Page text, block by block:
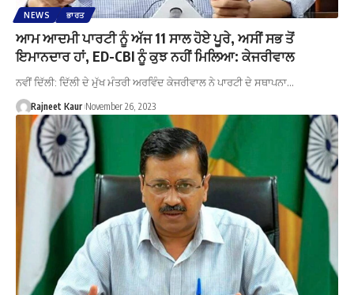
NEWS ਭਾਰਤ
ਆਮ ਆਦਮੀ ਪਾਰਟੀ ਨੂੰ ਅੱਜ 11 ਸਾਲ ਹੋਏ ਪੂਰੇ, ਅਸੀਂ ਸਭ ਤੋਂ
ਇਮਾਨਦਾਰ ਹਾਂ, ED-CBI ਨੂੰ ਕੁਝ ਨਹੀਂ ਮਿਲਿਆ: ਕੇਜਰੀਵਾਲ
ਨਵੀਂ ਦਿੱਲੀ: ਦਿੱਲੀ ਦੇ ਮੁੱਖ ਮੰਤਰੀ ਅਰਵਿੰਦ ਕੇਜਰੀਵਾਲ ਨੇ ਪਾਰਟੀ ਦੇ ਸਥਾਪਨਾ…
Rajneet Kaur November 26, 2023